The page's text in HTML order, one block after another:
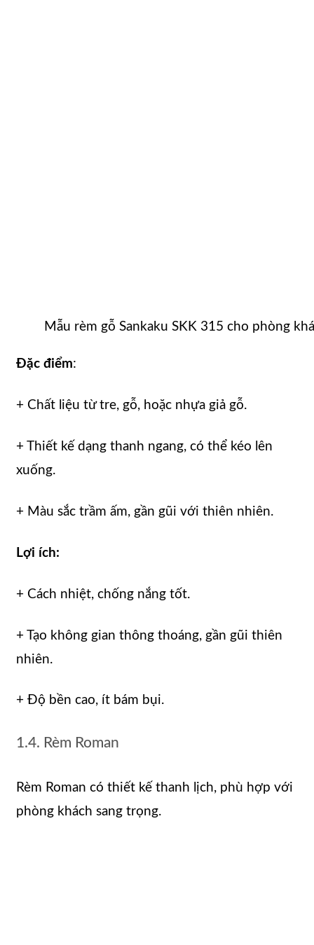
Mẫu rèm gỗ Sankaku SKK 315 cho phòng
Đặc điểm:
+ Chất liệu từ tre, gỗ, hoặc nhựa giả gỗ.
+ Thiết kế dạng thanh ngang, có thể kéo lên
xuống.
+ Màu sắc trầm ấm, gần gũi với thiên nhiên.
Lợi ích:
+ Cách nhiệt, chống nắng tốt.
+ Tạo không gian thông thoáng, gần gũi thiên
nhiên.
+ Độ bền cao, ít bám bụi.
1.4. Rèm Roman
Rèm Roman có thiết kế thanh lịch, phù hợp với
phòng khách sang trọng.